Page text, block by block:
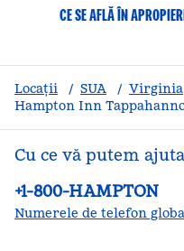
CE SE AFLĂ ÎN
Locații / SUA / Virginia
Hampton Inn
Cu ce vă putem
Telefon:
+1-800-HAMPTON
Numerele de telefon